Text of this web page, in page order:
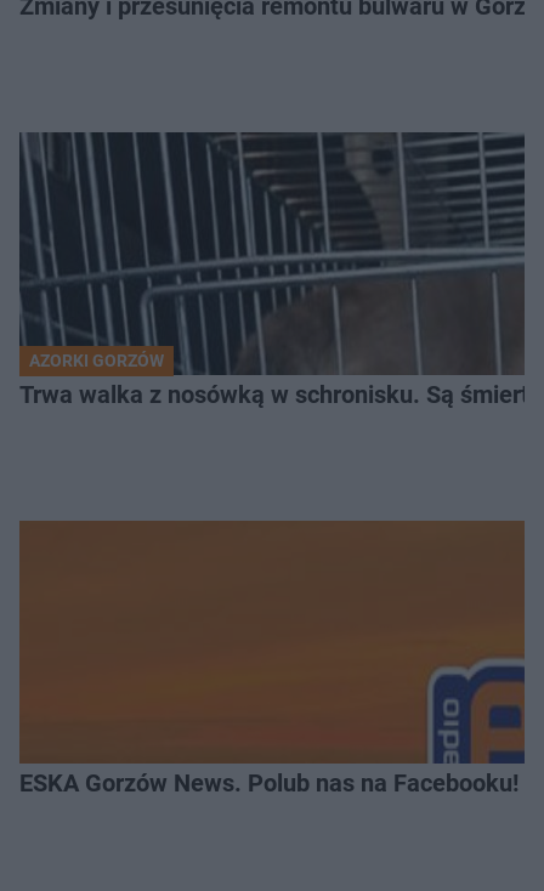
AZORKI GORZÓW
Trwa walka z nosówką w schronisku. Są
ESKA Gorzów News. Polub nas na Facebooku!